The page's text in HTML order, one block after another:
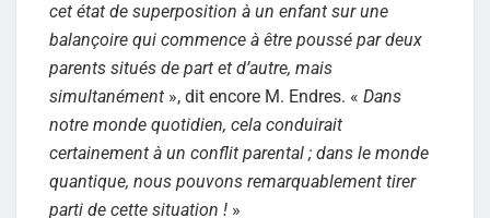
cet état de superposition à un enfant sur une
balançoire qui commence à être poussé par deux
parents situés de part et d’autre, mais
simultanément », dit encore M. Endres. « Dans
notre monde quotidien, cela conduirait
certainement à un conflit parental ; dans le monde
quantique, nous pouvons remarquablement tirer
parti de cette situation ! »